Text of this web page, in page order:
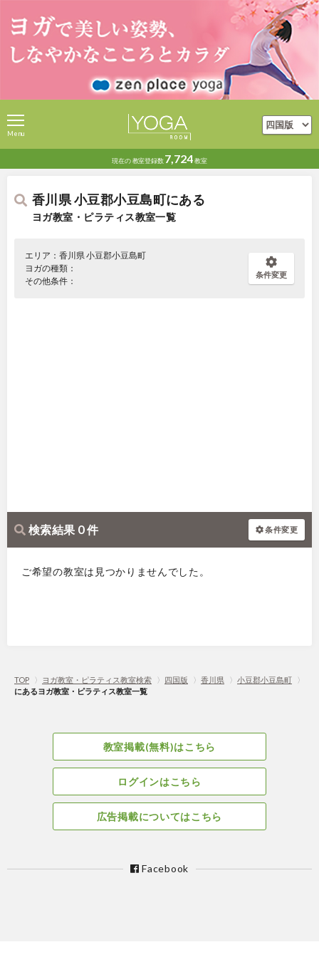
現在の教室登録数 7,724教室
Menu
香川県 小豆郡小豆島町にある
ヨガ教室・ピラティス教室一覧
エリア：香川県 小豆郡小豆島町
ヨガの種類：
その他条件：
条件変更
検索結果 0 件 条件変更
ご希望の教室は見つかりませんでした。
TOP 〉 ヨガ教室・ピラティス教室検索 〉 四国版 〉 香川県 〉 小豆郡小豆島町
〉
にあるヨガ教室・ピラティス教室一覧
教室掲載(無料)はこちら
ログインはこちら
広告掲載についてはこちら
Facebook